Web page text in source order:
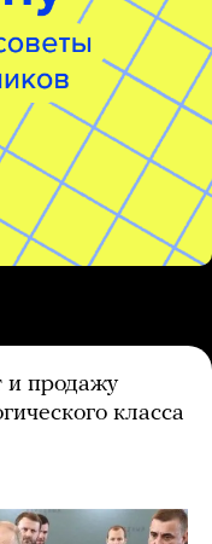
и продажу
класса